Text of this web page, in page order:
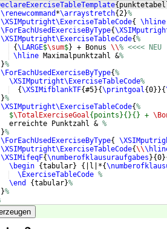
{
\renewcommand *\arraystretch{2}%
\XSIMputright\ExerciseTableCode{ \hline
\ForEachUsedExerciseByType{
\XSIMputright\ExerciseTableCode{%
{\LARGE$\sum$} + Bonus \\% <<<< NEU
\hline Maximalpunktzahl &%
}%
\ForEachUsedExerciseByType{%
\XSIMputright\ExerciseTableCode%
{\XSIMifblankTF{#5}{\printgoal{0}}{
}%
\XSIMputright\ExerciseTableCode{%
$\TotalExerciseGoal{points}{}{} +
erreichte Punktzahl &
%
}%
\ForEachUsedExerciseByType{
\XSIMputright\ExerciseTableCode{\\
\XSIMifeqF{\numberofklausuraufgabes }{0}
\begin {tabular} { |l|*{
\ExerciseTableCode %
\end
{tabular}%
}%